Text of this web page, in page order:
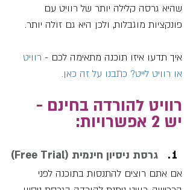
שהיא גרסה קלילה יותר של רוויט עם
פונקציות מוגבלות, ולכן היא גם זולה יותר.
איך תדעו איזו תוכנה מתאימה לכם - רוויט
או רוויט לייט? כתבנו על זה כאן.
רוויט להורדה בחינם -
יש 2 אפשרויות:
גרסת ניסיון חינמית (Free Trial)
אם אתם רוצים להתנסות בתוכנה לפני